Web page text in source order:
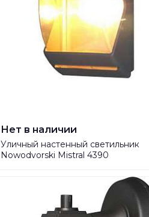
Нет в наличии
Уличный настенный светильник
Nowodvorski Mistral 4390